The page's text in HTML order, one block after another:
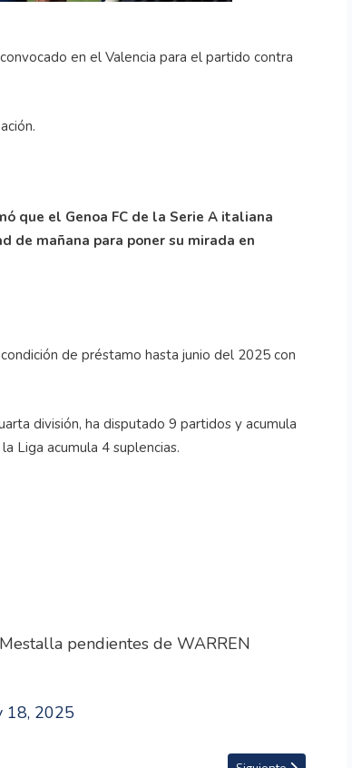
en el Valencia para el partido contra
que el Genoa FC de la Serie A italiana
de mañana para poner su mirada en
de préstamo hasta junio del 2025 con
división, ha disputado 9 partidos y acumula
Liga acumula 4 suplencias.
pendientes de WARREN
18, 2025